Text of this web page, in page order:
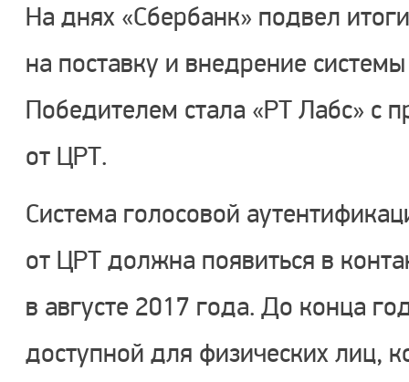
На днях «Сбербанк» подвел
на поставку и внедрение
Победителем стала «РТ Лабс» с
от ЦРТ.
Система голосовой
от ЦРТ должна появиться в
в августе 2017 года. До конца
доступной для физических лиц,